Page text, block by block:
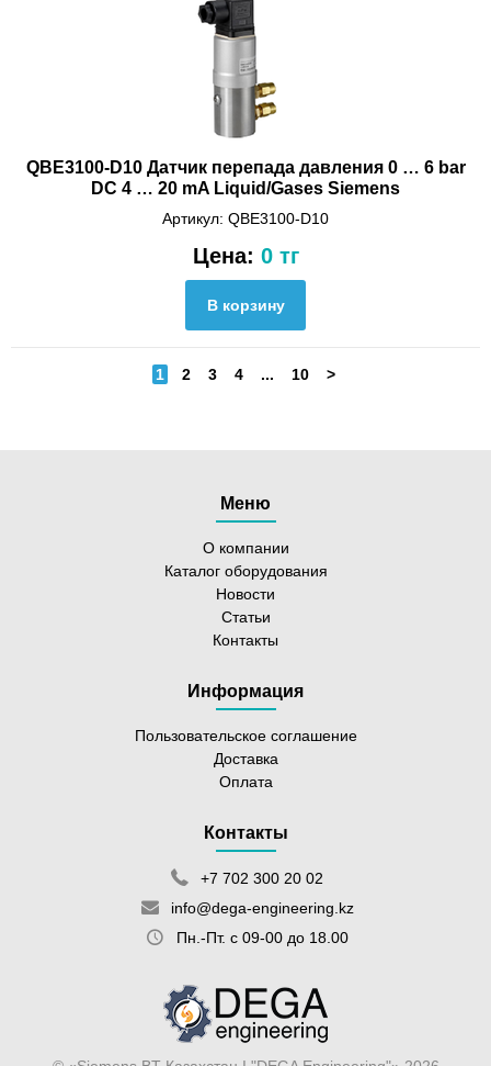
QBE3100-D10 Датчик перепада давления 0 … 6 bar
DC 4 … 20 mA Liquid/Gases Siemens
Артикул: QBE3100-D10
Цена: 0 тг
1 2 3 4 ... 10 >
Меню
О компании
Каталог оборудования
Новости
Статьи
Контакты
Информация
Пользовательское соглашение
Доставка
Оплата
Контакты
+7 702 300 20 02
info@dega-engineering.kz
Пн.-Пт. с 09-00 до 18.00